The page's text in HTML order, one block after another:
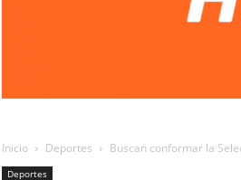
Inicio Deportes Buscan conformar la
Deportes